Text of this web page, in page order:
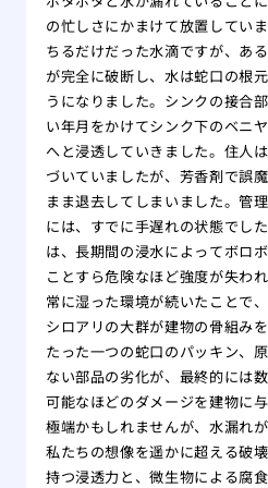
の忙しさにかまけて放置してい
ちるだけだった水滴ですが、あ
が完全に破断し、水は蛇口の根
うになりました。シンクの接合
い年月をかけてシンク下のベニ
へと浸透していきました。住人
づいていましたが、芳香剤で誤
まま退去してしまいました。管
には、すでに手遅れの状態でし
は、長期間の浸水によってボロ
ことすら危険なほど強度が失わ
常に湿った環境が続いたことで
シロアリの大群が建物の骨組み
たった一つの蛇口のパッキン、
ない部品の劣化が、最終的には
可能なほどのダメージを建物に
極端かもしれませんが、水漏れ
私たちの想像を遥かに超える破
持つ浸透力と、微生物による腐